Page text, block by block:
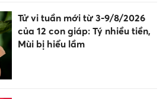
Tử vi tuần mới từ 3-9/8/2026
của 12 con giáp: Tý nhiều tiền,
Mùi bị hiểu lầm